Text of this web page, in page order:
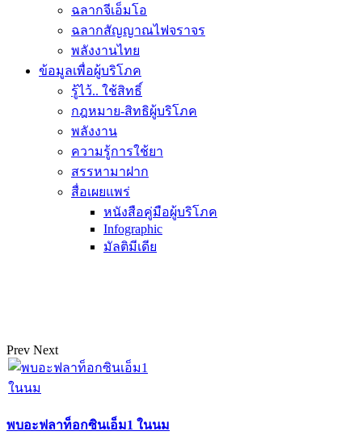
ฉลากจีเอ็มโอ
ฉลากสัญญาณไฟจราจร
พลังงานไทย
ข้อมูลเพื่อผู้บริโภค
รู้ไว้.. ใช้สิทธิ์
กฎหมาย-สิทธิผู้บริโภค
พลังงาน
ความรู้การใช้ยา
สรรหามาฝาก
สื่อเผยแพร่
หนังสือคู่มือผู้บริโภค
Infographic
มัลติมีเดีย
Prev Next
พบอะฟลาท็อกซินเอ็ม1 ในนม